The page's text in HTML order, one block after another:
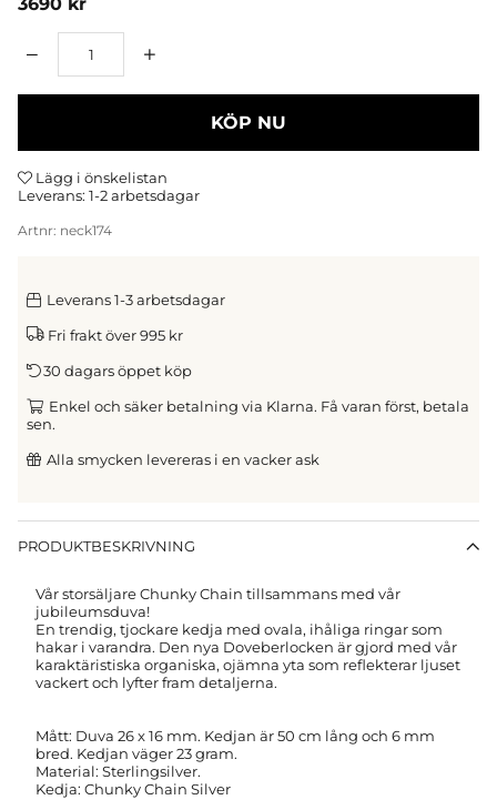
KÖP NU
Lägg i önskelistan
Leverans: 1-2 arbetsdagar
Artnr: neck174
Leverans 1-3 arbetsdagar
Fri frakt över 995 kr
30 dagars öppet köp
Enkel och säker betalning via Klarna. Få varan först, betala
sen.
Alla smycken levereras i en vacker ask
PRODUKTBESKRIVNING
Vår storsäljare Chunky Chain tillsammans med vår
jubileumsduva!
En trendig, tjockare kedja med ovala, ihåliga ringar som
hakar i varandra. Den nya Doveberlocken är gjord med vår
karaktäristiska organiska, ojämna yta som reflekterar ljuset
vackert och lyfter fram detaljerna.
Mått: Duva 26 x 16 mm. Kedjan är 50 cm lång och 6 mm
bred. Kedjan väger 23 gram.
Material: Sterlingsilver.
Kedja: Chunky Chain Silver